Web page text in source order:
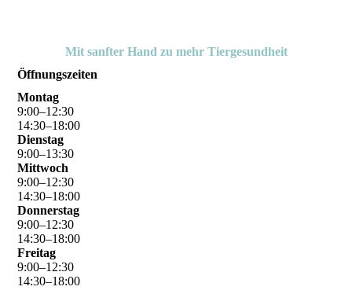
Mit sanfter Hand zu mehr Tiergesundheit
Öffnungszeiten
Montag
9:00–12:30
14:30–18:00
Dienstag
9:00–13:30
Mittwoch
9:00–12:30
14:30–18:00
Donnerstag
9:00–12:30
14:30–18:00
Freitag
9:00–12:30
14:30–18:00